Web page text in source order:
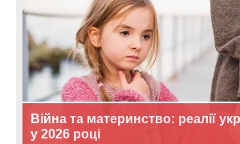
Війна та материнство: реалії
у 2026 році